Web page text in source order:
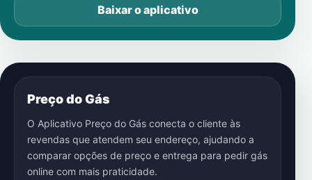
Baixar o aplicativo
Preço do Gás
O Aplicativo Preço do Gás conecta o cliente às
revendas que atendem seu endereço, ajudando a
comparar opções de preço e entrega para pedir gás
online com mais praticidade.